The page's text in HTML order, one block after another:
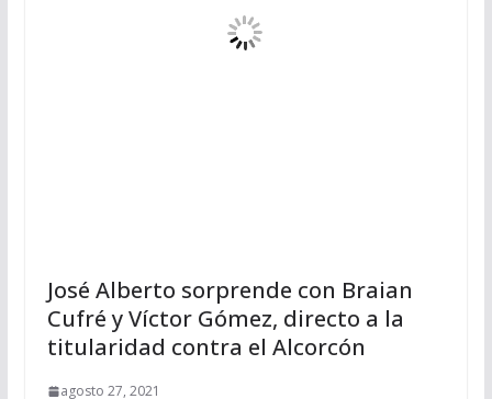
José Alberto sorprende con Braian
Cufré y Víctor Gómez, directo a la
titularidad contra el Alcorcón
agosto 27, 2021